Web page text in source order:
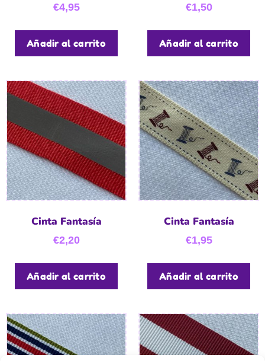
€4,95
Añadir al carrito
€1,50
Añadir al carrito
Cinta Fantasía
€2,20
Añadir al carrito
Cinta Fantasía
€1,95
Añadir al carrito